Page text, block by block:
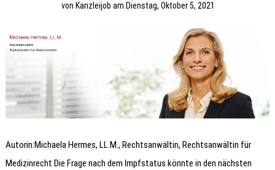
von Kanzleijob am Dienstag, Oktober 5, 2021
Autorin:Michaela Hermes, LL.M., Rechtsanwältin, Rechtsanwältin für
Medizinrecht Die Frage nach dem Impfstatus könnte in den nächsten